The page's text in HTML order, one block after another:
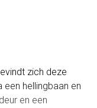
zich deze
hellingbaan en
en een